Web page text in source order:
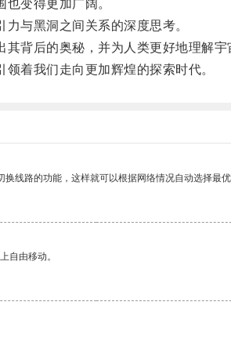
变得更加广阔。
与黑洞之间关系的深度思考。
后的奥秘，并为人类更好地理解宇
着我们走向更加辉煌的探索时代。
线路的功能，这样就可以根据网络情况自动选择最
自由移动。